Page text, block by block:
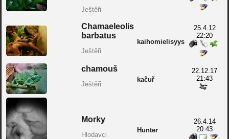
Ještěři
Chamaeleolis
barbatus
Ještěři
kaihomielisyys
25.4.12
22:20
chamouš
Ještěři
kačuř
22.12.17
21:43
Morky
Hlodavci
Hunter
26.4.14
20:43